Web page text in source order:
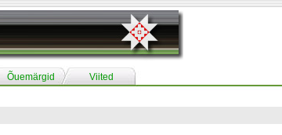
Õuemärgid Viited